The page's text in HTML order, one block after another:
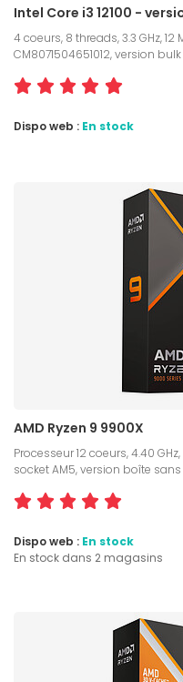
Intel Core i3 12100 -
4 coeurs, 8 threads, 3.3 GHz, 12
CM8071504651012, version
Dispo web : En stock
AMD Ryzen 9 9900X
Processeur 12 coeurs, 4.40
socket AM5, version boîte
Dispo web : En stock
En stock dans 2 magasins